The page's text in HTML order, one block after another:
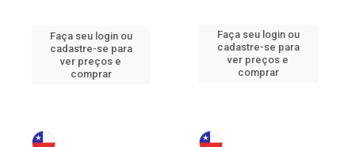
Faça seu login ou
cadastre-se para
ver preços e
comprar
Faça seu login ou
cadastre-se para
ver preços e
comprar